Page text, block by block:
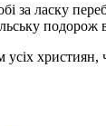
ласку
подорож
християн,